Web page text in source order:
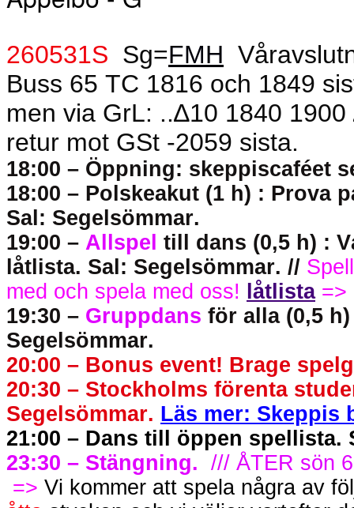
260531S Sg=FMH
Buss 65 TC 1816 och 1849
men via GrL: ..∆10 1840
retur mot GSt -2059 sista.
18:00 – Öppning: skeppiscaféet
18:00 – Polskeakut (1 h) : Prova
Sal: Segelsömmar.
19:00 – Allspel till dans (0,5 h) :
låtlista. Sal: Segelsömmar. //
med och spela med oss!
låtlista=>
19:30 – Gruppdans för alla (0,5
Segelsömmar.
20:00 – Bonus event! Brage
20:30 – Stockholms förenta
Segelsömmar. Läs mer: Skeppis
21:00 – Dans till öppen spellista.
23:30 – Stängning. /// ÅTER sön
=> Vi kommer att spela några av